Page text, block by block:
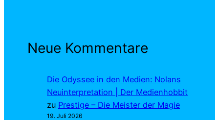
Neue Kommentare
Die Odyssee in den Medien: Nolans
Neuinterpretation | Der Medienhobbit
zu Prestige – Die Meister der Magie
19. Juli 2026